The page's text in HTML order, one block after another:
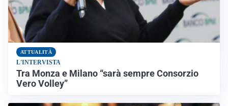
ATTUALITÀ
L'INTERVISTA
Tra Monza e Milano “sarà sempre Consorzio
Vero Volley”